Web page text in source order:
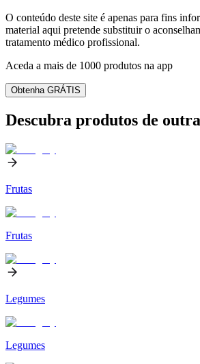
O conteúdo deste site é apenas para fins
material aqui pretende substituir o
tratamento médico profissional.
Aceda a mais de 1000 produtos na app
Obtenha GRÁTIS
Descubra produtos de
Frutas
Frutas
Legumes
Legumes